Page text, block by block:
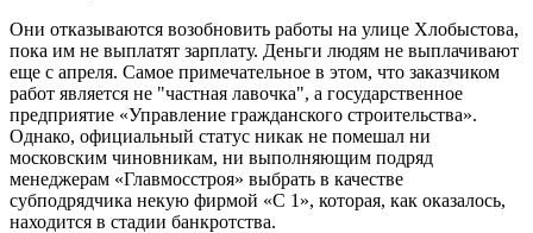
Они отказываются возобновить работы на улице Хлобыстова,
пока им не выплатят зарплату. Деньги людям не выплачивают
еще с апреля. Самое примечательное в этом, что заказчиком
работ является не "частная лавочка", а государственное
предприятие «Управление гражданского строительства».
Однако, официальный статус никак не помешал ни
московским чиновникам, ни выполняющим подряд
менеджерам «Главмосстроя» выбрать в качестве
субподрядчика некую фирмой «С 1», которая, как оказалось,
находится в стадии банкротства.